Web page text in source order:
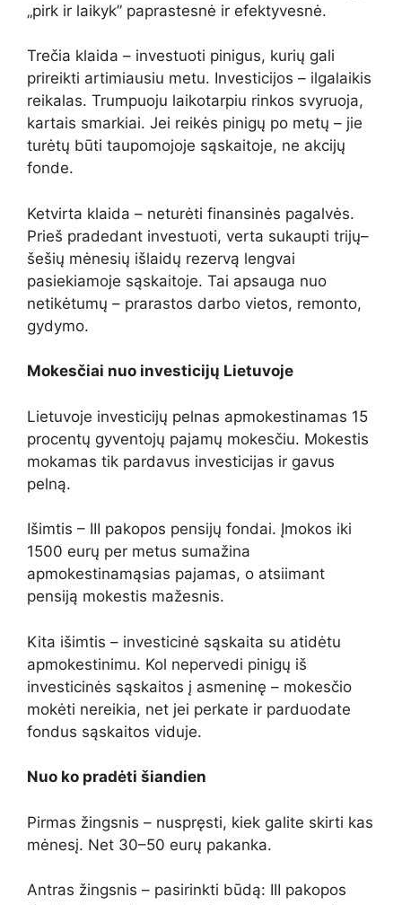
„pirk ir laikyk” paprastesnė ir efektyvesnė.
Trečia klaida – investuoti pinigus, kurių gali
prireikti artimiausiu metu. Investicijos – ilgalaikis
reikalas. Trumpuoju laikotarpiu rinkos svyruoja,
kartais smarkiai. Jei reikės pinigų po metų – jie
turėtų būti taupomojoje sąskaitoje, ne akcijų
fonde.
Ketvirta klaida – neturėti finansinės pagalvės.
Prieš pradedant investuoti, verta sukaupti trijų–
šešių mėnesių išlaidų rezervą lengvai
pasiekiamoje sąskaitoje. Tai apsauga nuo
netikėtumų – prarastos darbo vietos, remonto,
gydymo.
Mokesčiai nuo investicijų Lietuvoje
Lietuvoje investicijų pelnas apmokestinamas 15
procentų gyventojų pajamų mokesčiu. Mokestis
mokamas tik pardavus investicijas ir gavus
pelną.
Išimtis – III pakopos pensijų fondai. Įmokos iki
1500 eurų per metus sumažina
apmokestinamąsias pajamas, o atsiimant
pensiją mokestis mažesnis.
Kita išimtis – investicinė sąskaita su atidėtu
apmokestinimu. Kol nepervedi pinigų iš
investicinės sąskaitos į asmeninę – mokesčio
mokėti nereikia, net jei perkate ir parduodate
fondus sąskaitos viduje.
Nuo ko pradėti šiandien
Pirmas žingsnis – nuspręsti, kiek galite skirti kas
mėnesį. Net 30–50 eurų pakanka.
Antras žingsnis – pasirinkti būdą: III pakopos